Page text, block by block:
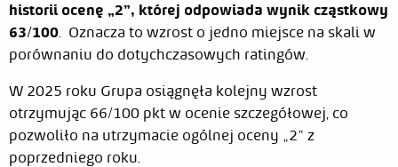
historii ocenę „2”, której odpowiada wynik cząstkowy
63/100. Oznacza to wzrost o jedno miejsce na skali w
porównaniu do dotychczasowych ratingów.
W 2025 roku Grupa osiągnęła kolejny wzrost
otrzymując 66/100 pkt w ocenie szczegółowej, co
pozwoliło na utrzymacie ogólnej oceny „2” z
poprzedniego roku.